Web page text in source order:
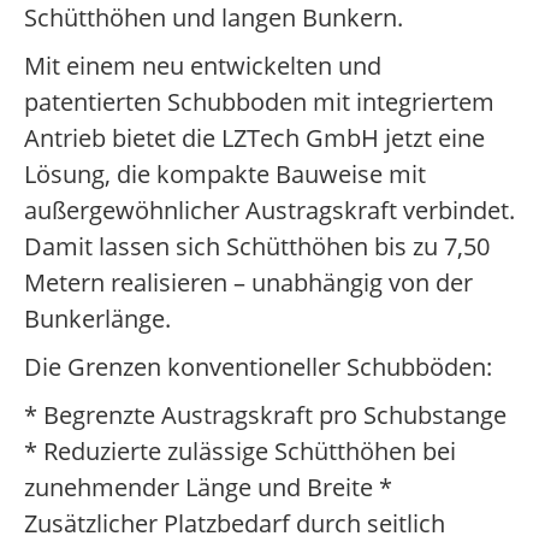
Schütthöhen und langen Bunkern.
Mit einem neu entwickelten und
patentierten Schubboden mit integriertem
Antrieb bietet die LZTech GmbH jetzt eine
Lösung, die kompakte Bauweise mit
außergewöhnlicher Austragskraft verbindet.
Damit lassen sich Schütthöhen bis zu 7,50
Metern realisieren – unabhängig von der
Bunkerlänge.
Die Grenzen konventioneller Schubböden:
* Begrenzte Austragskraft pro Schubstange
* Reduzierte zulässige Schütthöhen bei
zunehmender Länge und Breite *
Zusätzlicher Platzbedarf durch seitlich